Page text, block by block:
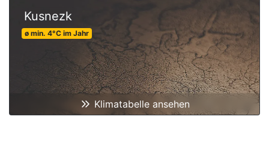
Kusnezk
ø min. 4°C im Jahr
Klimatabelle ansehen